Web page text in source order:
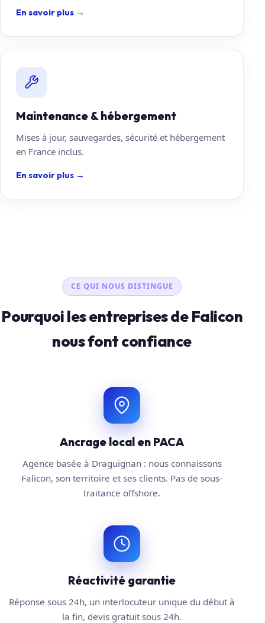
En savoir plus →
Maintenance & hébergement
Mises à jour, sauvegardes, sécurité et hébergement
en France inclus.
En savoir plus →
CE QUI NOUS DISTINGUE
Pourquoi les entreprises de Falicon
nous font confiance
Ancrage local en PACA
Agence basée à Draguignan : nous connaissons
Falicon, son territoire et ses clients. Pas de sous-
traitance offshore.
Réactivité garantie
Réponse sous 24h, un interlocuteur unique du début à
la fin, devis gratuit sous 24h.